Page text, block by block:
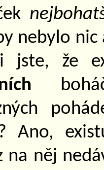
nebylo nic
jste, že
Ano,
na něj